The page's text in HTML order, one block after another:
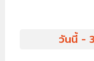
วันนี้ -